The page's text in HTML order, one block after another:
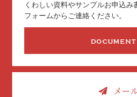
くわしい資料やサンプルお申込み
フォームからご連絡ください。
メー